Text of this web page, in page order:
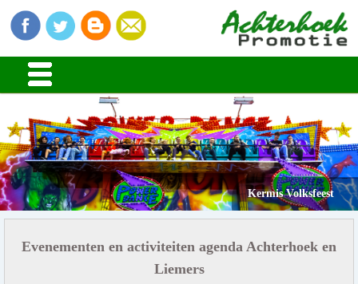
Kermis Volksfeest
Evenementen en activiteiten agenda Achterhoek en
Liemers